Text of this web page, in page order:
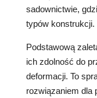
sadownictwie,
typów konstrukcji.
Podstawową
ich zdolność do
deformacji. To
rozwiązaniem dla